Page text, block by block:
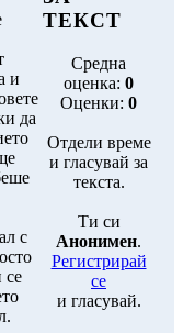
и
да
с
се
ТЕКСТ
Средна
оценка: 0
Оценки: 0
Отдели време
и гласувай за
текста.
Ти си
Анонимен.
Регистрирай
се
и гласувай.